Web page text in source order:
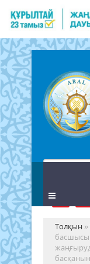
Толқын »
басшысы